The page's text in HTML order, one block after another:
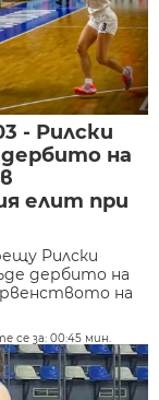
- Рилски
на
елит при
Рилски
дербито на
на
се за: 00:45 мин.